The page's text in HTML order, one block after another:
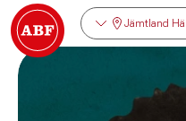
Jämtland